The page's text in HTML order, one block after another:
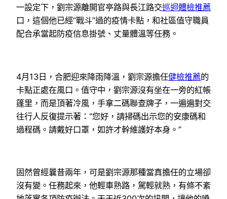
一設定下，劉宗源離開官亭路與長江路交巡迴體檢推薦
口，這個他已經“戰斗”過的疫情卡點，和社區值守職員
配合承當起防疫信息掛號、丈量體溫等任務。
4月13日，合肥迎來降雨降溫，劉宗源擔任健檢推薦的
卡點正處在風口。值守中，劉宗源沒有坐在一旁的紅帳
篷里，而是頂著冷風，手拿二碼聯查牌子，一遍遍對交
往行人反復提示著：“您好，請掃碼出示您的安康碼和
過程碼。請戴好口罩，如許才幹維護好本身。”
固然曾經曩昔兩年，可是劉宗源那種當真擔任的立場卻
沒有變。任務起來，他輕車熟路，駕輕就熟，有條不紊